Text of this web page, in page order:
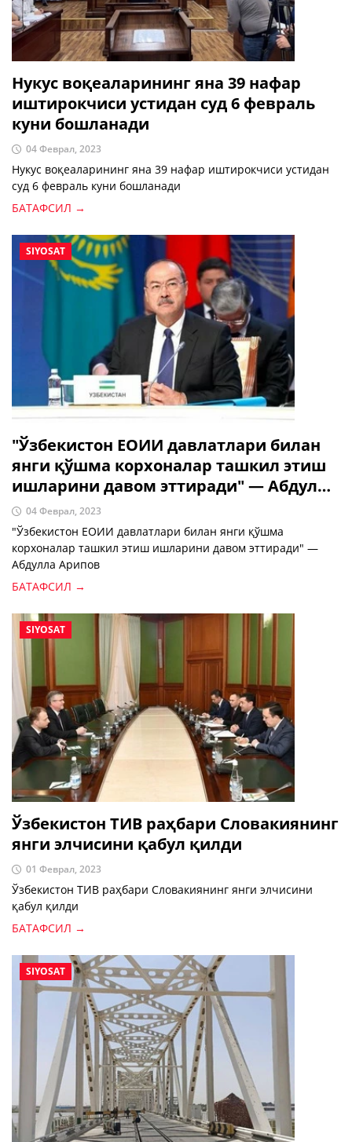
Нукус воқеаларининг яна 39 нафар
иштирокчиси устидан суд 6 февраль
куни бошланади
04 Феврал, 2023
Нукус воқеаларининг яна 39 нафар иштирокчиси устидан
суд 6 февраль куни бошланади
БАТАФСИЛ →
SIYOSAT
"Ўзбекистон ЕОИИ давлатлари билан
янги қўшма корхоналар ташкил этиш
ишларини давом эттиради" — Абдулла
Арипов
04 Феврал, 2023
"Ўзбекистон ЕОИИ давлатлари билан янги қўшма
корхоналар ташкил этиш ишларини давом эттиради" —
Абдулла Арипов
БАТАФСИЛ →
SIYOSAT
Ўзбекистон ТИВ раҳбари Словакиянинг
янги элчисини қабул қилди
01 Феврал, 2023
Ўзбекистон ТИВ раҳбари Словакиянинг янги элчисини
қабул қилди
БАТАФСИЛ →
SIYOSAT